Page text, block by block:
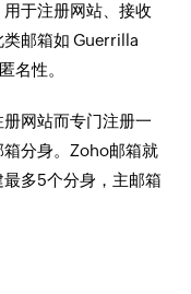
于注册网站、接收
邮箱如 Guerrilla
名性。
网站而专门注册一
分身。Zoho邮箱就
多5个分身，主邮箱